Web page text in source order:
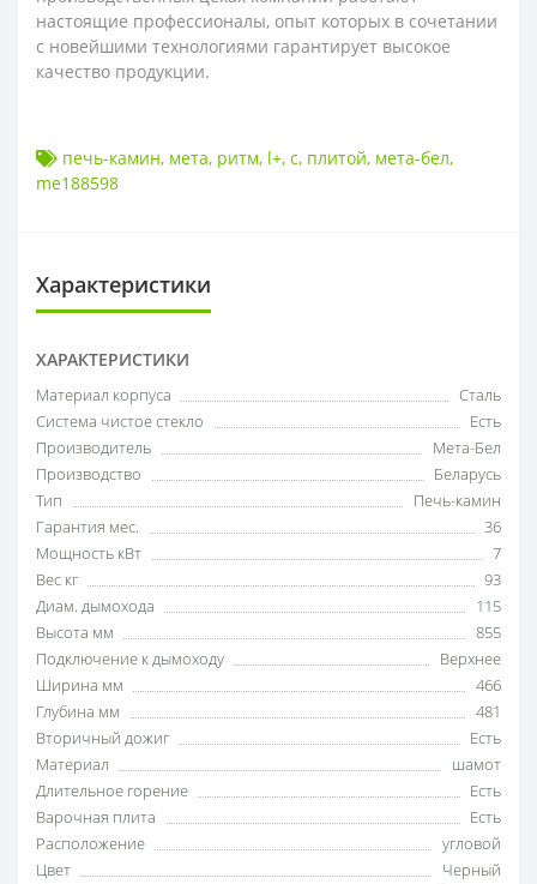
настоящие профессионалы, опыт которых в сочетании
с новейшими технологиями гарантирует высокое
качество продукции.
печь-камин, мета, ритм, l+, с, плитой, мета-бел,
me188598
Характеристики
ХАРАКТЕРИСТИКИ
Материал корпуса
Сталь
Система чистое стекло
Есть
Производитель
Мета-Бел
Производство
Беларусь
Тип
Печь-камин
Гарантия мес.
36
Мощность кВт
7
Вес кг
93
Диам. дымохода
115
Высота мм
855
Подключение к дымоходу
Верхнее
Ширина мм
466
Глубина мм
481
Вторичный дожиг
Есть
Материал
шамот
Длительное горение
Есть
Варочная плита
Есть
Расположение
угловой
Цвет
Черный